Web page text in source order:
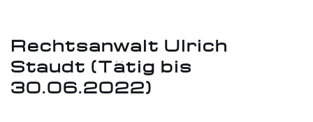
Rechtsanwalt Ulrich
Staudt (Tätig bis
30.06.2022)